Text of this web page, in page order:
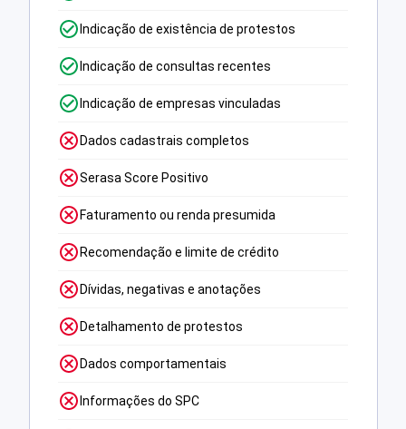
Indicação de existência de protestos
Indicação de consultas recentes
Indicação de empresas vinculadas
Dados cadastrais completos
Serasa Score Positivo
Faturamento ou renda presumida
Recomendação e limite de crédito
Dívidas, negativas e anotações
Detalhamento de protestos
Dados comportamentais
Informações do SPC